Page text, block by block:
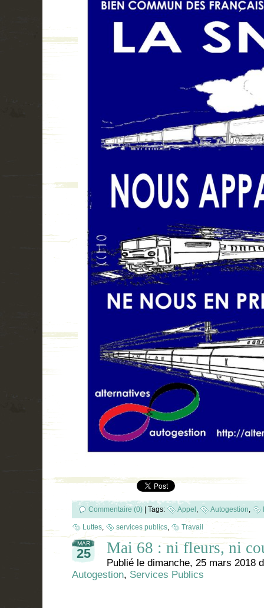
Commentaire (0) | Tags: Appel Autogestion
Luttes services publics Travail
MAR
25 Mai 68 : ni fleurs, ni
Publié le dimanche, 25 mars 2018
Autogestion, Services Publics